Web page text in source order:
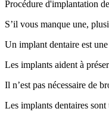
Procédure d'implantation
S’il vous manque une,
Un implant dentaire est
Les implants aident à
Il n’est pas nécessaire de
Les implants dentaires